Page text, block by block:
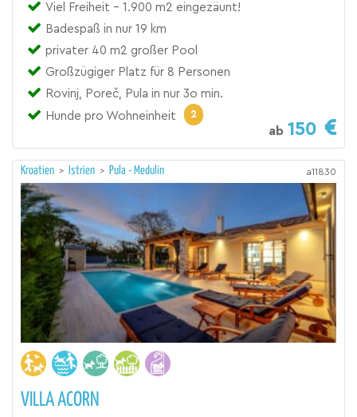
Viel Freiheit - 1.900 m2 eingezäunt!
Badespaß in nur 19 km
privater 40 m2 großer Pool
Großzügiger Platz für 8 Personen
Rovinj, Poreč, Pula in nur 3o min.
Hunde pro Wohneinheit
2
ab 150
Kroatien > Istrien > Pula - Medulin a11830
VILLA ACORN